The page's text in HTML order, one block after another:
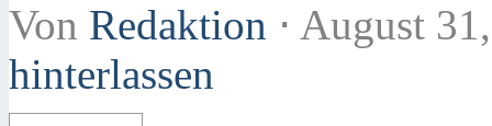
Von Redaktion ⋅ August
hinterlassen